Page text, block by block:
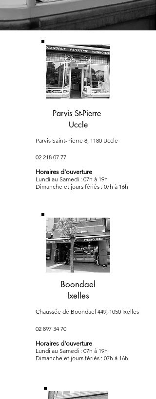
Parvis St-Pierre
Uccle
Parvis Saint-Pierre 8, 1180 Uccle
02 218 07 77
Horaires d'ouverture
Lundi au Samedi : 07h à 19h
Dimanche et jours fériés : 07h à 16h
Boondael
Ixelles
Chaussée de Boondael 449, 1050 Ixelles
02 897 34 70
Horaires d'ouverture
Lundi au Samedi : 07h à 19h
Dimanche et jours fériés : 07h à 16h